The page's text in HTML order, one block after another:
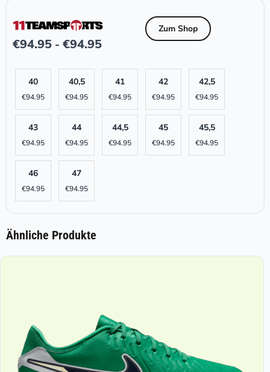
€94.95 - €94.95
Zum Shop
40
€94.95
40,5
€94.95
41
€94.95
42
€94.95
42,5
€94.95
43
€94.95
44
€94.95
44,5
€94.95
45
€94.95
45,5
€94.95
46
€94.95
47
€94.95
Ähnliche Produkte